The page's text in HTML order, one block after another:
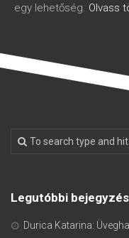
egy lehetőség. Olvass
Legutóbbi
Durica Katarina: